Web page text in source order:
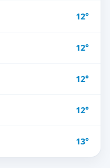
12°
12°
12°
12°
13°